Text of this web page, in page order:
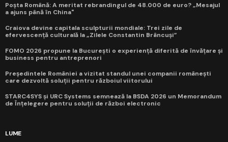
Poșta Română: A meritat rebrandingul de 48.000 de euro? „Mesajul
a ajuns până în China"
Craiova devine capitala sculpturii mondiale: Trei zile de
efervescență culturală la „Zilele Constantin Brâncuși”
FOMO 2026 propune la București o experiență diferită de învățare și
business pentru antreprenori
Președintele României a vizitat standul unei companii românești
care dezvoltă soluții pentru războiul viitorului
STARC4SYS și URC Systems semnează la BSDA 2026 un Memorandum
de Înțelegere pentru soluții de război electronic
LUME